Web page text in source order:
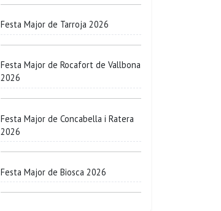
Festa Major de Tarroja 2026
Festa Major de Rocafort de Vallbona
2026
Festa Major de Concabella i Ratera
2026
Festa Major de Biosca 2026